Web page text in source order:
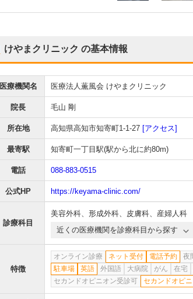
けやまクリニック の基本情報
医療機関名 医療法人薫風会 けやまクリニック
院長 毛山 剛
所在地 高知県高知市知寄町1-1-27 [アクセス]
最寄駅 知寄町一丁目駅(駅から北に約80m)
電話 088-883-0515
公式HP https://keyama-clinic.com/
診療科目
美容外科、 形成外科、 皮膚科、 産婦人科
近くの医療機関を診療科目から探す
特徴
オンライン診療 ネット受付 電話予約 夜
駐車場
英語 外国語 大病院 がん 在宅
セカンドオピニオン受診可
セカンドオピ